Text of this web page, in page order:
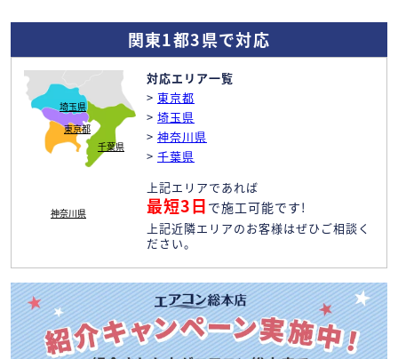
関東1都3県で対応
東京都
埼玉県
神奈川県
千葉県
対応エリア一覧
> 東京都
> 埼玉県
> 神奈川県
> 千葉県
上記エリアであれば
最短3日 で施工可能です!
上記近隣エリアのお客様はぜひご相談く
ださい。